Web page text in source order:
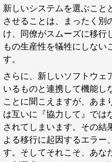
新しいシステムを選ぶこと
させることは、まったく
け、同僚がスムーズに移行
もの生産性を犠牲にしない
す。
さらに、新しいソフトウェ
いるものと連携して機能
ことに聞こえますが、あ
は互いに『協力して』で
されてしまいます。その
よる移行に起因するエラ
す。そしてそれこそ、あな